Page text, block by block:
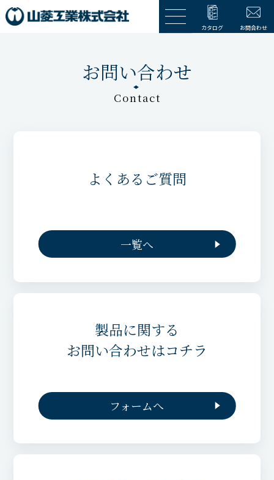
カタログ お問合わせ
お問い合わせ
Contact
よくあるご質問
一覧へ
製品に関する
お問い合わせはコチラ
フォームへ